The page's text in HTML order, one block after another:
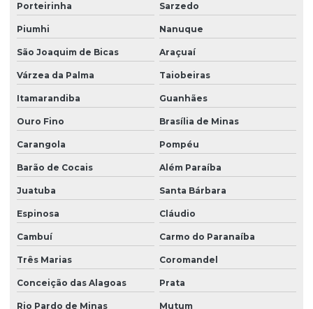
Porteirinha Sarzedo
Piumhi Nanuque
São Joaquim de Bicas Araçuaí
Várzea da Palma Taiobeiras
Itamarandiba Guanhães
Ouro Fino Brasília de Minas
Carangola Pompéu
Barão de Cocais Além Paraíba
Juatuba Santa Bárbara
Espinosa Cláudio
Cambuí Carmo do Paranaíba
Três Marias Coromandel
Conceição das Alagoas Prata
Rio Pardo de Minas Mutum